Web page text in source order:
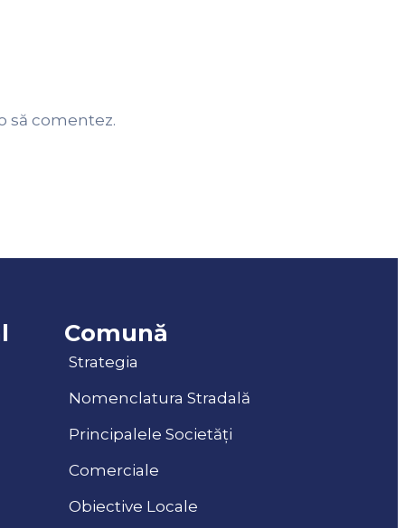
să comentez.
Comună
Strategia
Nomenclatura Stradală
Principalele Societăți
Comerciale
Obiective Locale